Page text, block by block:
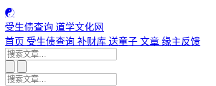
☯
受生债查询 道学文化网
首页 受生债查询 补财库 送童子 文章 缘主反馈